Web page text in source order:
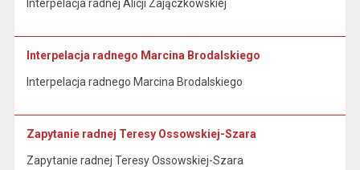
Interpelacja radnej Alicji Zajączkowskiej
Interpelacja radnego Marcina Brodalskiego
Interpelacja radnego Marcina Brodalskiego
Zapytanie radnej Teresy Ossowskiej-Szara
Zapytanie radnej Teresy Ossowskiej-Szara